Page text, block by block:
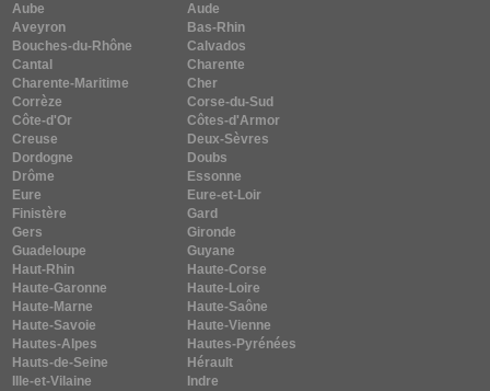
Aube
Aude
Aveyron
Bas-Rhin
Bouches-du-Rhône
Calvados
Cantal
Charente
Charente-Maritime
Cher
Corrèze
Corse-du-Sud
Côte-d'Or
Côtes-d'Armor
Creuse
Deux-Sèvres
Dordogne
Doubs
Drôme
Essonne
Eure
Eure-et-Loir
Finistère
Gard
Gers
Gironde
Guadeloupe
Guyane
Haut-Rhin
Haute-Corse
Haute-Garonne
Haute-Loire
Haute-Marne
Haute-Saône
Haute-Savoie
Haute-Vienne
Hautes-Alpes
Hautes-Pyrénées
Hauts-de-Seine
Hérault
Ille-et-Vilaine
Indre